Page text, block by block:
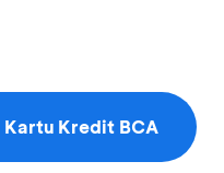
Kartu Kredit BCA